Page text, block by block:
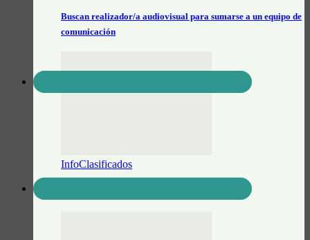
Buscan realizador/a audiovisual para sumarse a un equipo de
comunicación
InfoClasificados